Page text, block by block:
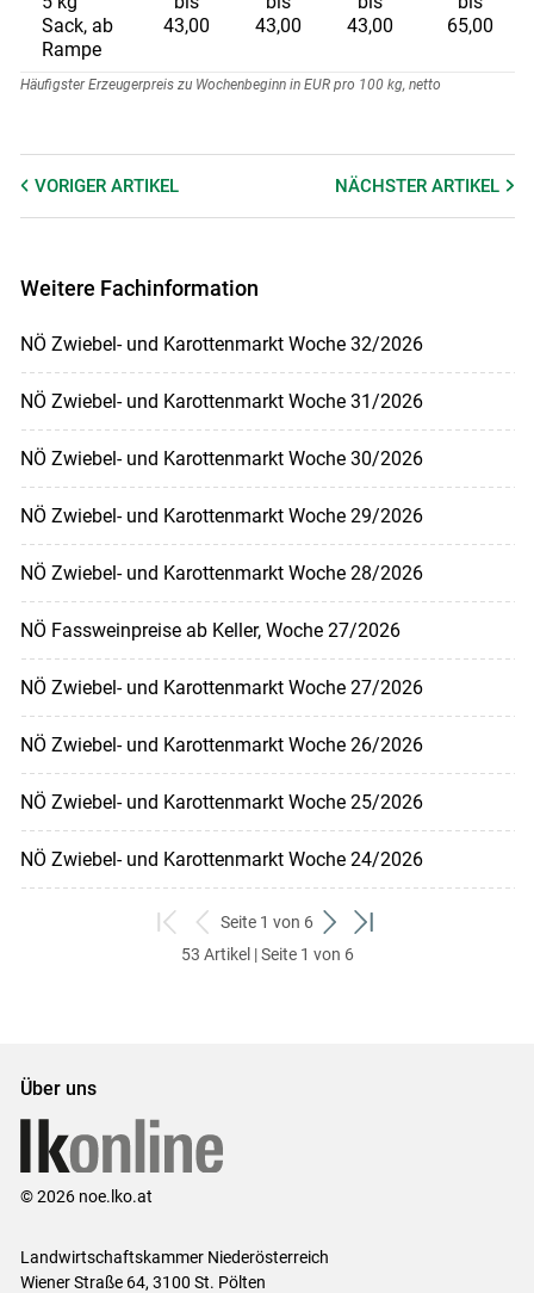
Sack, ab
Rampe
43,00
43,00
43,00
65,00
Häufigster Erzeugerpreis zu Wochenbeginn in EUR pro 100 kg, netto
VORIGER ARTIKEL NÄCHSTERARTIKEL
Weitere Fachinformation
NÖ Zwiebel- und Karottenmarkt Woche 32/2026
NÖ Zwiebel- und Karottenmarkt Woche 31/2026
NÖ Zwiebel- und Karottenmarkt Woche 30/2026
NÖ Zwiebel- und Karottenmarkt Woche 29/2026
NÖ Zwiebel- und Karottenmarkt Woche 28/2026
NÖ Fassweinpreise ab Keller, Woche 27/2026
NÖ Zwiebel- und Karottenmarkt Woche 27/2026
NÖ Zwiebel- und Karottenmarkt Woche 26/2026
NÖ Zwiebel- und Karottenmarkt Woche 25/2026
NÖ Zwiebel- und Karottenmarkt Woche 24/2026
zum
ersten
zurück
zum
Seite 1 von 6
weiter
zum
zum
53 Artikel | Seite 1 von 6
Über uns
© 2026 noe.lko.at
Landwirtschaftskammer Niederösterreich
Wiener Straße 64, 3100 St. Pölten